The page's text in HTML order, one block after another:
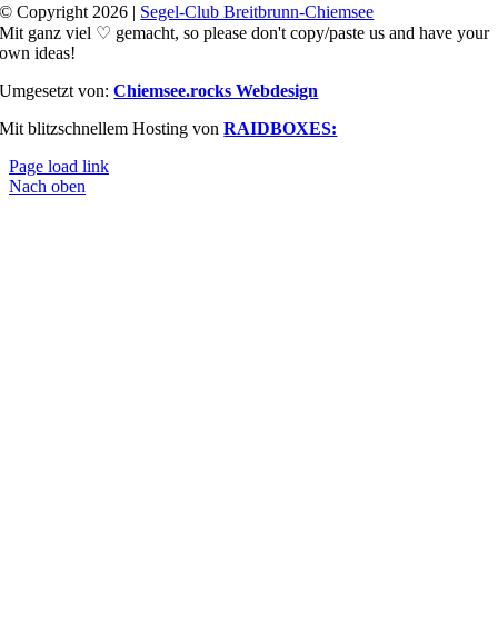
© Copyright 2026 | Segel-Club Breitbrunn-Chiemsee
Mit ganz viel ♡ gemacht, so please don't copy/paste us and have your
own ideas!
Umgesetzt von:Chiemsee.rocks Webdesign
Mit blitzschnellem Hosting vonRAIDBOXES:
Page load link
Nach oben